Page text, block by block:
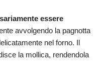
essere
avvolgendo la pagnotta
nel forno. Il
la mollica, rendendola